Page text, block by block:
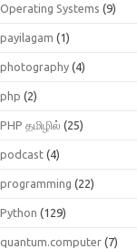
Operating Systems (9)
payilagam (1)
photography (4)
php (2)
PHP தமிழில் (25)
podcast (4)
programming (22)
Python (129)
quantum.computer (7)